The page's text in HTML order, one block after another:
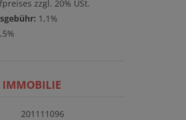
zzgl. 20% USt.
1,1%
IMMOBILIE
201111096